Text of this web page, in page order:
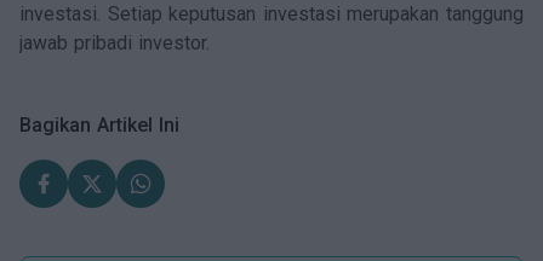
investasi. Setiap keputusan investasi merupakan tanggung
jawab pribadi investor.
Bagikan Artikel Ini